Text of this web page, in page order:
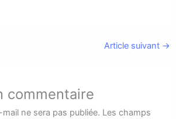
Article suivant →
commentaire
ne sera pas publiée. Les champs